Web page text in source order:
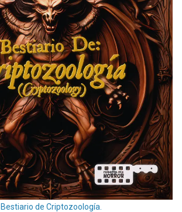
Bestiario de Criptozoología.